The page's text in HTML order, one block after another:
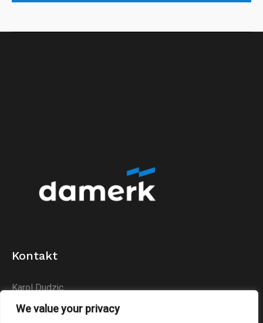
We value your privacy
Kontakt
Karol Dudzic
Huta Podłysica 24B
26-004 Bieliny